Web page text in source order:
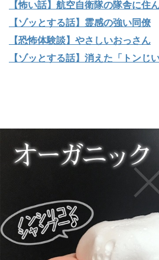
【怖い話】航空自衛隊の隊舎に住
【ゾッとする話】霊感の強い同僚
【恐怖体験談】やさしいおっさん
【ゾッとする話】消えた「トンじい